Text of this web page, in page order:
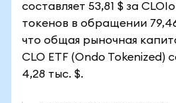
составляет 53,81 $ за
токенов в обращении
что общая рыночная
CLO ETF (Ondo Tokenized)
4,28 тыс. $.